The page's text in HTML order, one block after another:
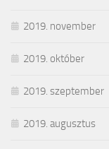
2019. november
2019. október
2019. szeptember
2019. augusztus